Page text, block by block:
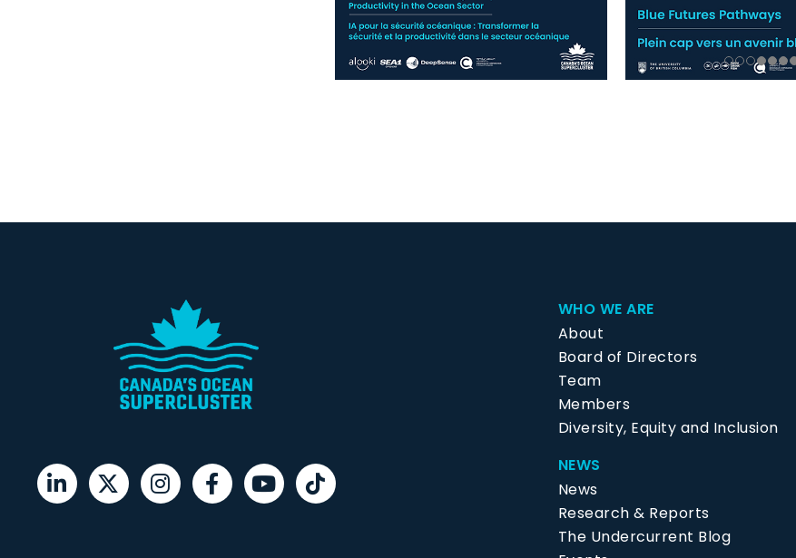
WHO WE ARE
About
Board of Directors
Team
Members
Diversity, Equity and Inclusion
NEWS
News
Research & Reports
The Undercurrent Blog